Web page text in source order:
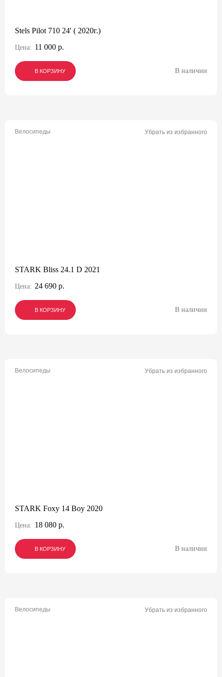
Stels Pilot 710 24' ( 2020г.)
Цена: 11 000 р.
В КОРЗИНУ
В КОРЗИНУ
В КОРЗИНУ В наличии
Велосипеды Убрать из избранного
STARK Bliss 24.1 D 2021
Цена: 24 690 р.
В КОРЗИНУ
В КОРЗИНУ
В КОРЗИНУ В наличии
Велосипеды Убрать из избранного
STARK Foxy 14 Boy 2020
Цена: 18 080 р.
В КОРЗИНУ
В КОРЗИНУ
В КОРЗИНУ В наличии
Велосипеды Убрать из избранного